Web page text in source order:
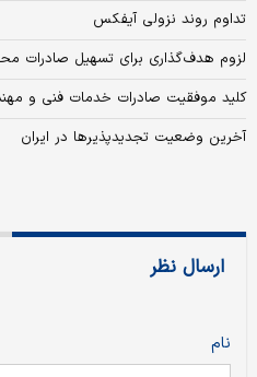
تداوم روند نزولی آیفکس
لزوم هدف‌گذاری برای تسهیل صادرات
کلید موفقیت صادرات خدمات فنی و
آخرین وضعیت تجدیدپذیرها در ایران
ارسال نظر
نام